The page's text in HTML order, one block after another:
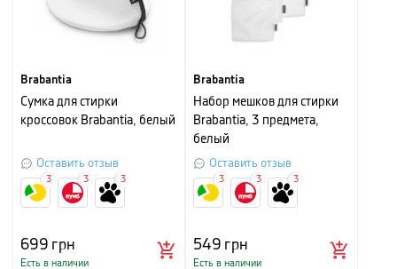
Brabantia
Сумка для стирки
кроссовок Brabantia, белый
Оставить отзыв
699грн
Есть в наличии
3 3 3
Brabantia
Набор мешков для стирки
Brabantia, 3 предмета,
белый
Оставить отзыв
549грн
Есть в наличии
3 3 3